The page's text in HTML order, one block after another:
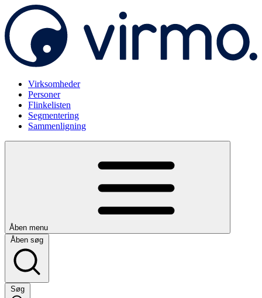
Virksomheder
Personer
Flinkelisten
Segmentering
Sammenligning
Åben menu
Åben søg
Søg